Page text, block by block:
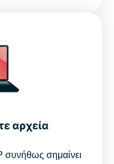
αρχεία
συνήθως σημαίνει